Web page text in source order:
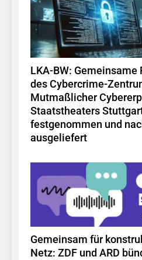
LKA-BW:
des Cybercrime-
Mutmaßlicher
Staatstheaters
festgenommen und
ausgeliefert
Gemeinsam für
Netz: ZDF und ARD